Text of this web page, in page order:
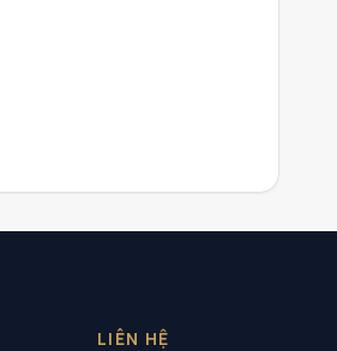
LIÊN HỆ